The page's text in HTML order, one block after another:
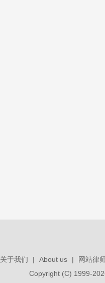
关于我们 | About us |
网站律
Copyright (C) 1999-